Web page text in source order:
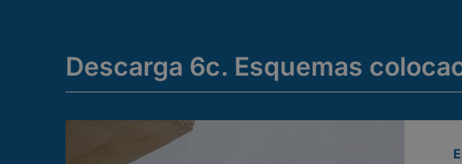
Descarga 6c. Esquemas